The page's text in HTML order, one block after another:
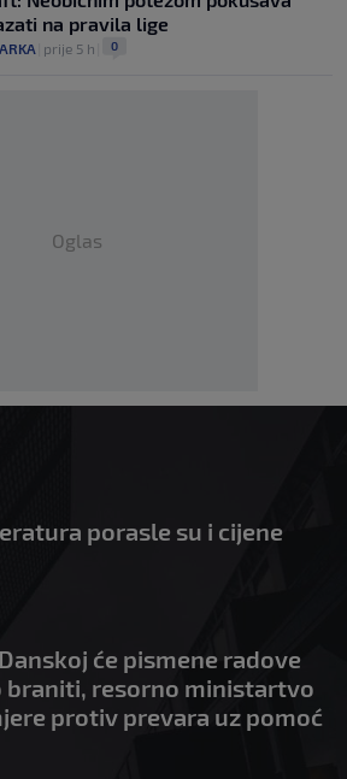
na pravila lige
prije 5 h 0
Oglas
porasle su i cijene
će pismene radove
braniti, resorno ministartvo
protiv prevara uz pomoć